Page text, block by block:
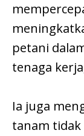
petani
tenaga
Ia juga
tanam tidak